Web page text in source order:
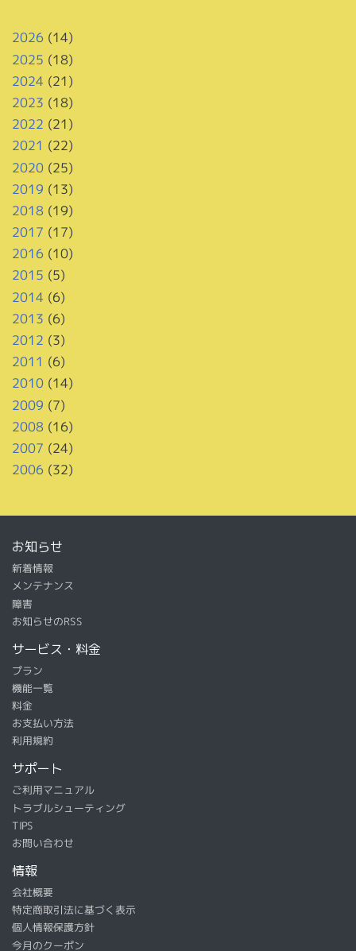
2026 (14)
2025 (18)
2024 (21)
2023 (18)
2022 (21)
2021 (22)
2020(25)
2019 (13)
2018 (19)
2017 (17)
2016 (10)
2015 (5)
2014 (6)
2013 (6)
2012 (3)
2011 (6)
2010(14)
2009 (7)
2008 (16)
2007 (24)
2006 (32)
お知らせ
新着情報
メンテナンス
障害
お知らせのRSS
サービス・料金
プラン
機能一覧
料金
お支払い方法
利用規約
サポート
ご利用マニュアル
トラブルシューティング
TIPS
お問い合わせ
情報
会社概要
特定商取引法に基づく表示
個人情報保護方針
今月のクーポン